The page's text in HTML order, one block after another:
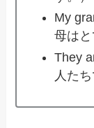
My
母はと
They
人たち